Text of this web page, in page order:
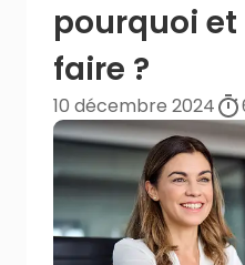
pourquoi
faire ?
10 décembre 2024